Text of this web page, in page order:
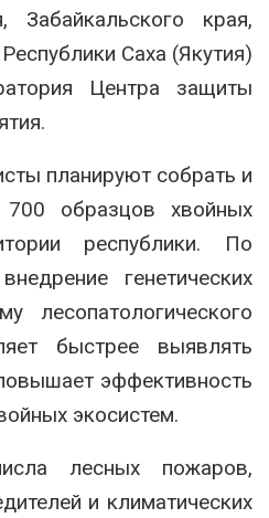
Забайкальского края,
Саха (Якутия)
Центра защиты
планируют собрать и
700 образцов хвойных
республики. По
генетических
лесопатологического
быстрее выявлять
эффективность
экосистем.
лесных пожаров,
и климатических